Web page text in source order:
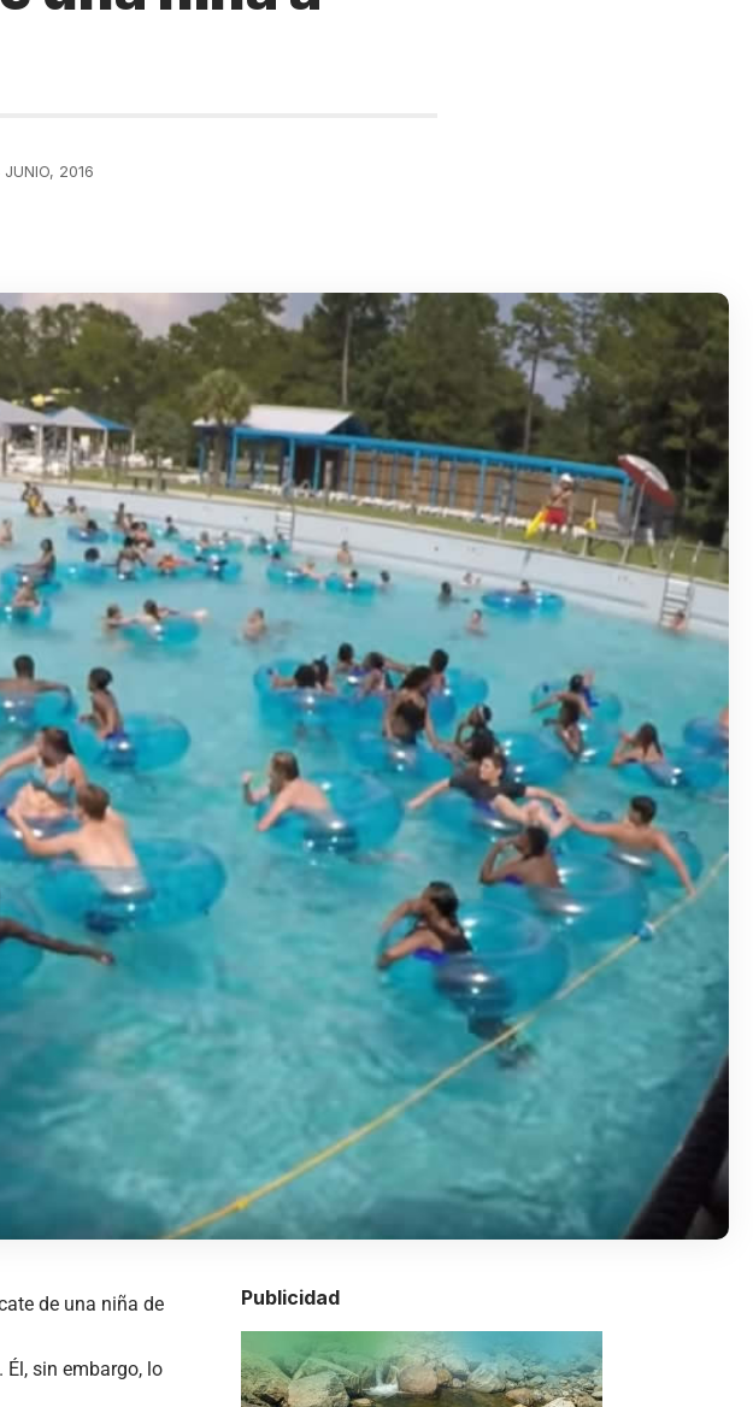
JUNIO, 2016
de una niña de
sin embargo, lo
Publicidad